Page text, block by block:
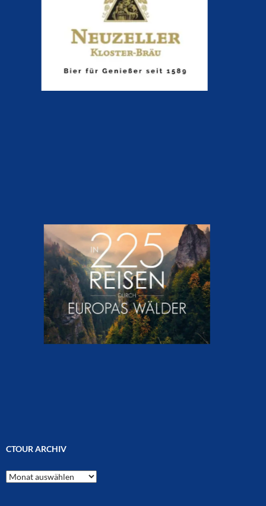
CTOUR ARCHIV
CTOUR
Archiv